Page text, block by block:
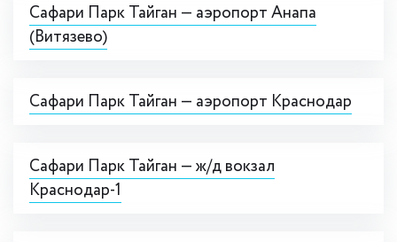
Сафари Парк Тайган — аэропорт Анапа
(Витязево)
Сафари Парк Тайган — аэропорт Краснодар
Сафари Парк Тайган — ж/д вокзал
Краснодар-1